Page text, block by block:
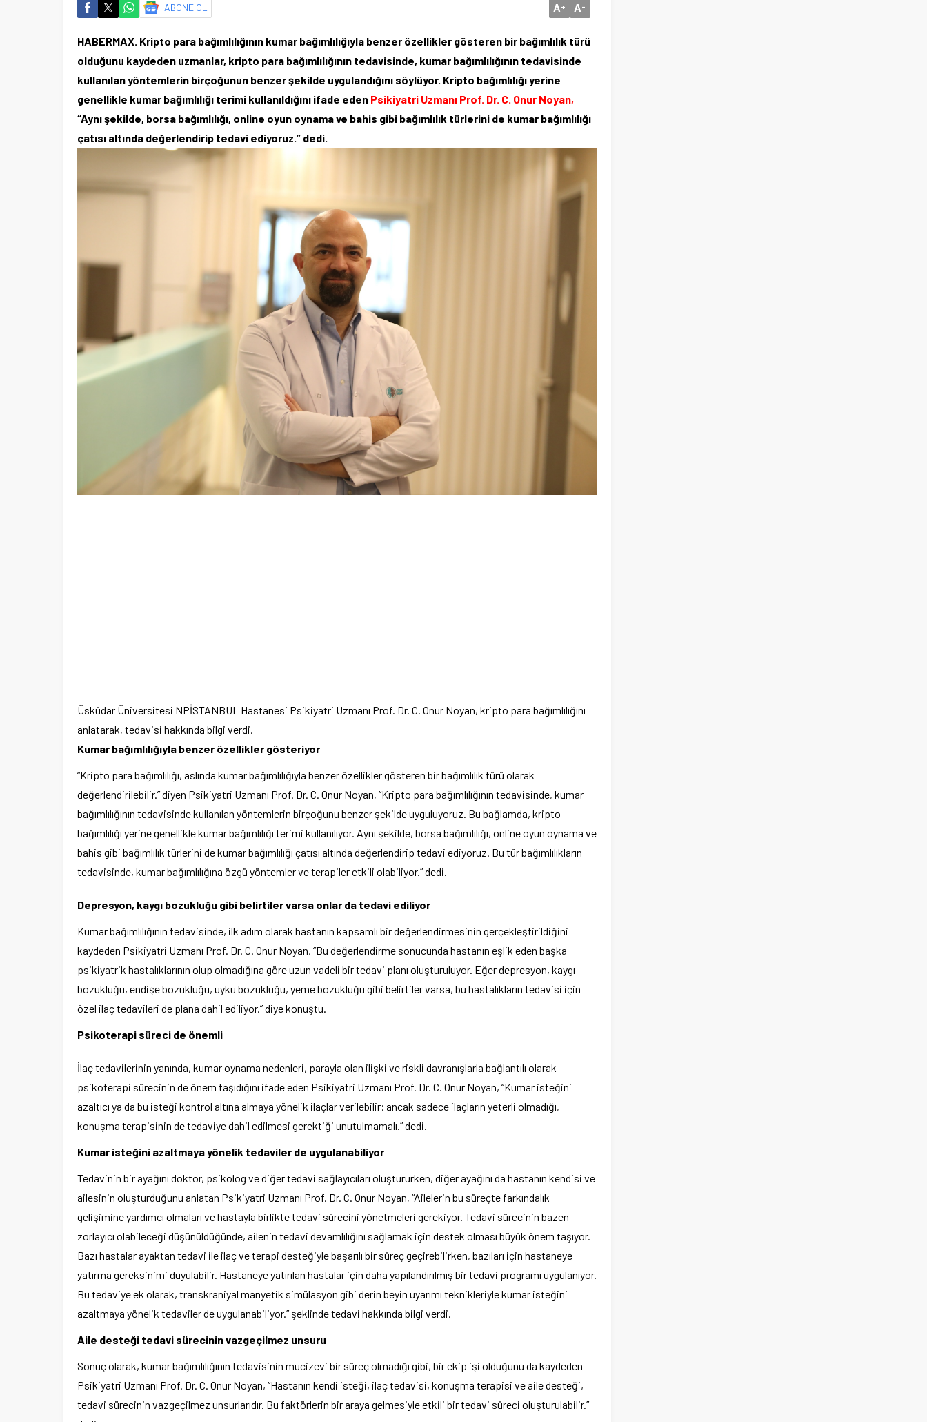
ABONE OL A+ A-
HABERMAX. Kripto para bağımlılığının kumar bağımlılığıyla benzer özellikler gösteren bir bağımlılık türü
olduğunu kaydeden uzmanlar, kripto para bağımlılığının tedavisinde, kumar bağımlılığının tedavisinde
kullanılan yöntemlerin birçoğunun benzer şekilde uygulandığını söylüyor. Kripto bağımlılığı yerine
genellikle kumar bağımlılığı terimi kullanıldığını ifade eden Psikiyatri Uzmanı Prof. Dr. C. Onur Noyan,
“Aynı şekilde, borsa bağımlılığı, online oyun oynama ve bahis gibi bağımlılık türlerini de kumar bağımlılığı
çatısı altında değerlendirip tedavi ediyoruz.” dedi.
Üsküdar Üniversitesi NPİSTANBUL Hastanesi Psikiyatri Uzmanı Prof. Dr. C. Onur Noyan, kripto para bağımlılığını
anlatarak, tedavisi hakkında bilgi verdi.
Kumar bağımlılığıyla benzer özellikler gösteriyor
“Kripto para bağımlılığı, aslında kumar bağımlılığıyla benzer özellikler gösteren bir bağımlılık türü olarak
değerlendirilebilir.” diyen Psikiyatri Uzmanı Prof. Dr. C. Onur Noyan, “Kripto para bağımlılığının tedavisinde, kumar
bağımlılığının tedavisinde kullanılan yöntemlerin birçoğunu benzer şekilde uyguluyoruz. Bu bağlamda, kripto
bağımlılığı yerine genellikle kumar bağımlılığı terimi kullanılıyor. Aynı şekilde, borsa bağımlılığı, online oyun oynama ve
bahis gibi bağımlılık türlerini de kumar bağımlılığı çatısı altında değerlendirip tedavi ediyoruz. Bu tür bağımlılıkların
tedavisinde, kumar bağımlılığına özgü yöntemler ve terapiler etkili olabiliyor.” dedi.
Depresyon, kaygı bozukluğu gibi belirtiler varsa onlar da tedavi ediliyor
Kumar bağımlılığının tedavisinde, ilk adım olarak hastanın kapsamlı bir değerlendirmesinin gerçekleştirildiğini
kaydeden Psikiyatri Uzmanı Prof. Dr. C. Onur Noyan, “Bu değerlendirme sonucunda hastanın eşlik eden başka
psikiyatrik hastalıklarının olup olmadığına göre uzun vadeli bir tedavi planı oluşturuluyor. Eğer depresyon, kaygı
bozukluğu, endişe bozukluğu, uyku bozukluğu, yeme bozukluğu gibi belirtiler varsa, bu hastalıkların tedavisi için
özel ilaç tedavileri de plana dahil ediliyor.” diye konuştu.
Psikoterapi süreci de önemli
İlaç tedavilerinin yanında, kumar oynama nedenleri, parayla olan ilişki ve riskli davranışlarla bağlantılı olarak
psikoterapi sürecinin de önem taşıdığını ifade eden Psikiyatri Uzmanı Prof. Dr. C. Onur Noyan, “Kumar isteğini
azaltıcı ya da bu isteği kontrol altına almaya yönelik ilaçlar verilebilir; ancak sadece ilaçların yeterli olmadığı,
konuşma terapisinin de tedaviye dahil edilmesi gerektiği unutulmamalı.” dedi.
Kumar isteğini azaltmaya yönelik tedaviler de uygulanabiliyor
Tedavinin bir ayağını doktor, psikolog ve diğer tedavi sağlayıcıları oluştururken, diğer ayağını da hastanın kendisi ve
ailesinin oluşturduğunu anlatan Psikiyatri Uzmanı Prof. Dr. C. Onur Noyan, “Ailelerin bu süreçte farkındalık
gelişimine yardımcı olmaları ve hastayla birlikte tedavi sürecini yönetmeleri gerekiyor. Tedavi sürecinin bazen
zorlayıcı olabileceği düşünüldüğünde, ailenin tedavi devamlılığını sağlamak için destek olması büyük önem taşıyor.
Bazı hastalar ayaktan tedavi ile ilaç ve terapi desteğiyle başarılı bir süreç geçirebilirken, bazıları için hastaneye
yatırma gereksinimi duyulabilir. Hastaneye yatırılan hastalar için daha yapılandırılmış bir tedavi programı uygulanıyor.
Bu tedaviye ek olarak, transkraniyal manyetik simülasyon gibi derin beyin uyarımı teknikleriyle kumar isteğini
azaltmaya yönelik tedaviler de uygulanabiliyor.” şeklinde tedavi hakkında bilgi verdi.
Aile desteği tedavi sürecinin vazgeçilmez unsuru
Sonuç olarak, kumar bağımlılığının tedavisinin mucizevi bir süreç olmadığı gibi, bir ekip işi olduğunu da kaydeden
Psikiyatri Uzmanı Prof. Dr. C. Onur Noyan, “Hastanın kendi isteği, ilaç tedavisi, konuşma terapisi ve aile desteği,
tedavi sürecinin vazgeçilmez unsurlarıdır. Bu faktörlerin bir araya gelmesiyle etkili bir tedavi süreci oluşturulabilir.”